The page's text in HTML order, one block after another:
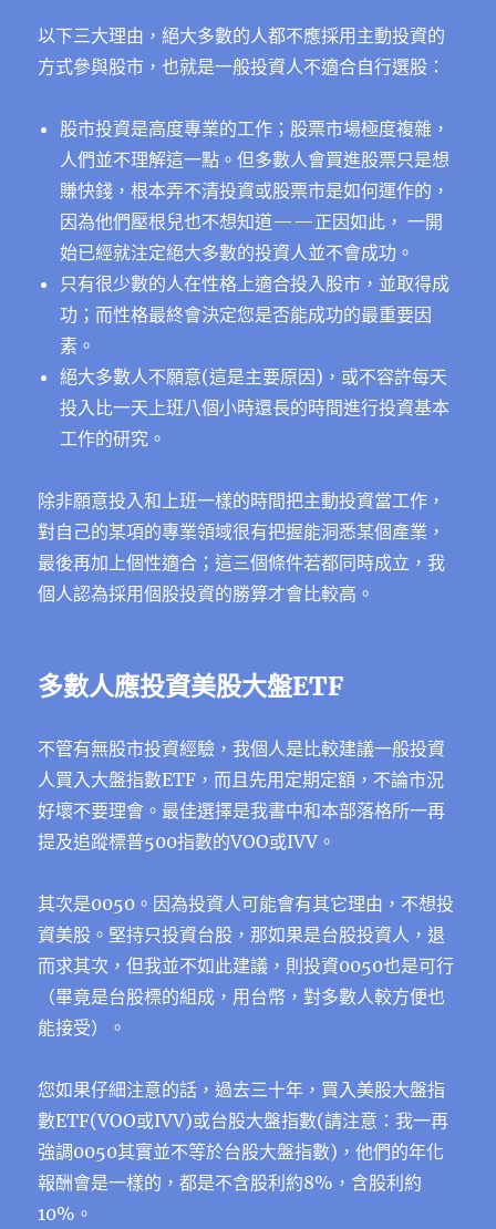
以下三大理由，絕大多數的人都不應採用主動投資的
方式參與股市，也就是一般投資人不適合自行選股：
股市投資是高度專業的工作；股票市場極度複雜，
人們並不理解這一點。但多數人會買進股票只是想
賺快錢，根本弄不清投資或股票市是如何運作的，
因為他們壓根兒也不想知道——正因如此， 一開
始已經就注定絕大多數的投資人並不會成功。
只有很少數的人在性格上適合投入股市，並取得成
功；而性格最終會決定您是否能成功的最重要因
素。
絕大多數人不願意(這是主要原因)，或不容許每天
投入比一天上班八個小時還長的時間進行投資基本
工作的研究。
除非願意投入和上班一樣的時間把主動投資當工作，
對自己的某項的專業領域很有把握能洞悉某個產業，
最後再加上個性適合；這三個條件若都同時成立，我
個人認為採用個股投資的勝算才會比較高。
多數人應投資美股大盤ETF
不管有無股市投資經驗，我個人是比較建議一般投資
人買入大盤指數ETF，而且先用定期定額，不論市況
好壞不要理會。最佳選擇是我書中和本部落格所一再
提及追蹤標普500指數的VOO或IVV。
其次是0050。因為投資人可能會有其它理由，不想投
資美股。堅持只投資台股，那如果是台股投資人，退
而求其次，但我並不如此建議，則投資0050也是可行
（畢竟是台股標的組成，用台幣，對多數人較方便也
能接受）。
您如果仔細注意的話，過去三十年，買入美股大盤指
數ETF(VOO或IVV)或台股大盤指數(請注意：我一再
強調0050其實並不等於台股大盤指數)，他們的年化
報酬會是一樣的，都是不含股利約8%，含股利約
10%。